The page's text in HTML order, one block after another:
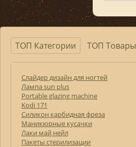
ТОП Категории ТОП Товары
Слайдер дизайн для ногтей
Лампа sun plus
Portable glazing machine
Kodi 171
Силикон карбидная фреза
Маникюрные кусачки
Лаки май нейл
Пакеты стерилизации